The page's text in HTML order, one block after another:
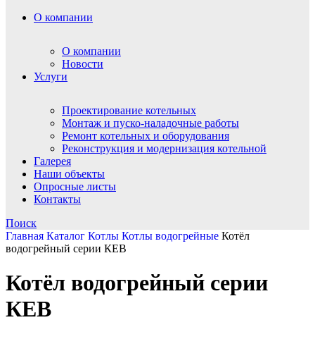
О компании
О компании
Новости
Услуги
Проектирование котельных
Монтаж и пуско-наладочные работы
Ремонт котельных и оборудования
Реконструкция и модернизация котельной
Галерея
Наши объекты
Опросные листы
Контакты
Поиск
Главная Каталог Котлы Котлы водогрейные Котёл
водогрейный cерии КЕВ
Котёл водогрейный cерии
КЕВ